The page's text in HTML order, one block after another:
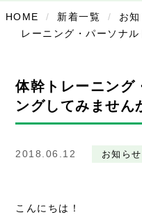
在宅訪問
美容
美容鍼・コルギ
お知らせ
採用情報
HOME 新着一覧 お
レーニング・パーソナ
体幹トレーニング
ングしてみません
2018.06.12 お知らせ
こんにちは！